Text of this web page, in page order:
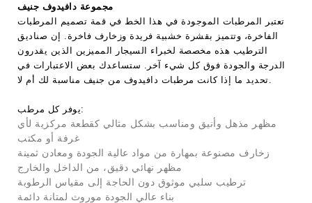
مجموعة دافيدوف جنيف
تعتبر المرطبات الموجودة في هذا الخط في قمة تصميم المرطبات
الفاخرة، وتتميز بقشرة خشبية فريدة وزخارف فاخرة. إن صناديق
الترطيب هذه مخصصة لخبراء السيجار المميزين الذين يقدرون
الدرجة والجودة فوق كل شيء آخر. ستساعدك بعض الاعتبارات في
يوفر كل مرطب:
مظهر مذهل وأنيق ومناسب بشكل مثالي كقطعة مركزية لأي
غرفة أو مكتب
زخارف مصنوعة بمهارة من مواد عالية الجودة ومعادن ثمينة
مظهر نهائي دقيق، من الداخل والخارج
ترطيب سلبي موثوق دون الحاجة إلى مقياس الرطوبة
بناء عالي الجودة موروث لمتانة دائمة